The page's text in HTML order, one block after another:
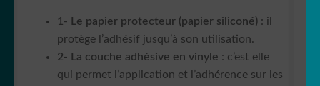
1- Le papier protecteur (papier siliconé) : il
protège l’adhésif jusqu’à son utilisation.
2- La couche adhésive en vinyle : c’est elle
qui permet l’application et l’adhérence sur les